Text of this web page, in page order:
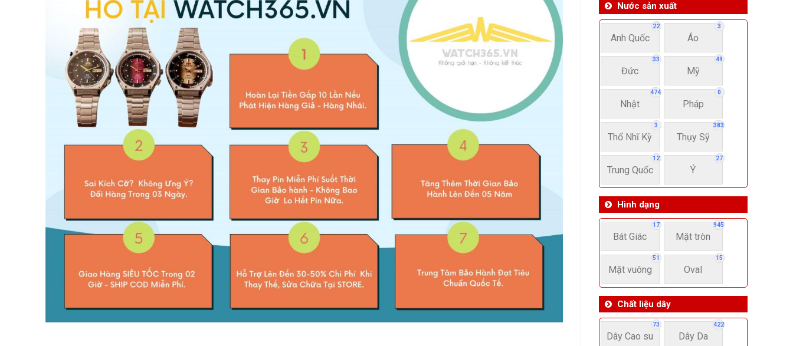
Nước sản xuất
22
Anh Quốc
3
Áo
33
Đức
49
Mỹ
474
Nhật
0
Pháp
3
Thổ Nhĩ Kỳ
383
Thụy Sỹ
12
Trung Quốc
27
Ý
Hình dạng
17
Bát Giác
945
Mặt tròn
51
Mặt vuông
15
Oval
Chất liệu dây
73
Dây Cao su
422
Dây Da